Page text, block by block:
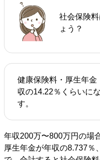
社会保険
ょう？
健康保険料・厚生年金
収の14.22％くらいに
す。
年収200万〜800万円の場
厚生年金が年収の8.737％